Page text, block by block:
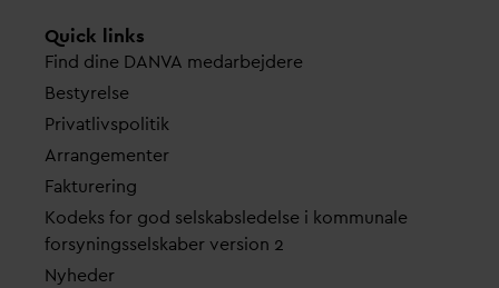
Quick links
Find dine DANVA medarbejdere
Bestyrelse
Privatlivspolitik
Arrangementer
Fakturering
Kodeks for god selskabsledelse i kommunale
forsyningsselskaber version 2
Nyheder